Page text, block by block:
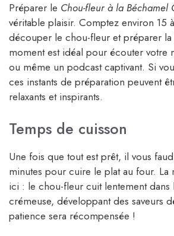
Préparer le Chou-fleur à la Béchamel
véritable plaisir. Comptez environ 15
découper le chou-fleur et préparer
moment est idéal pour écouter votre
ou même un podcast captivant. Si
ces instants de préparation peuvent
relaxants et inspirants.
Temps de cuisson
Une fois que tout est prêt, il vous
minutes pour cuire le plat au four. La
ici : le chou-fleur cuit lentement dans
crémeuse, développant des saveurs
patience sera récompensée !